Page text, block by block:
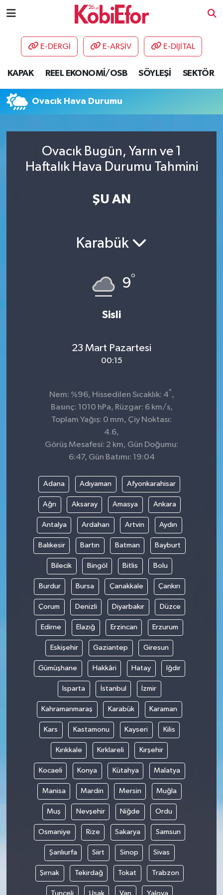
E-DERGİ E-ARŞİV E-DİJİTAL
KAPAK REEL EKONOMİ/OSB SÖYLEŞİ SEKTÖR
Ovacık Hava Durumu
Ovacık Bugün, Yarın ve 1
Haftalık Hava Durumu Tahmini
ŞU AN
Karabük
9°
Sisli
23 Mart Pazartesi
00:15
Nem: %96, Hissedilen Sıcaklık: 4° ,
Basınç: 1010 hPa, Rüzgar: 6 km/s,
Toplam Yağış: 0 mm, Çiy Noktası:
4.6,
Görüş Mesafesi: 2 km, Gün Doğumu:
6:47, Gün Batımı: 19:04
Adana Adıyaman Afyonkarahisar
Ağrı Aksaray Amasya Ankara
Antalya Ardahan Artvin Aydın
Balıkesir Bartın Batman Bayburt
Bilecik Bingöl Bitlis Bolu
Burdur Bursa Çanakkale Çankırı
Çorum Denizli Diyarbakır Düzce
Edirne Elazığ Erzincan Erzurum
Eskişehir Gaziantep Giresun
Gümüşhane Hakkâri Hatay Iğdır
Isparta İstanbul İzmir
Kahramanmaraş Karabük Karaman
Kars Kastamonu Kayseri Kilis
Kırıkkale Kırklareli Kırşehir
Kocaeli Konya Kütahya Malatya
Manisa Mardin Mersin Muğla
Muş Nevşehir Niğde Ordu
Osmaniye Rize Sakarya Samsun
Şanlıurfa Siirt Sinop Sivas
Şırnak Tekirdağ Tokat Trabzon
Tunceli Uşak Van Yalova
AKADEMİ
DESTEK-TEŞVİK
ETKİNLİK
HABERLER